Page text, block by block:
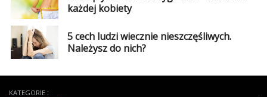
każdej kobiety
5 cech ludzi wiecznie nieszczęśliwych.
Należysz do nich?
KATEGORIE